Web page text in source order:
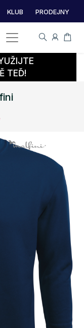
KLUB PRODEJNY
TEĎ!